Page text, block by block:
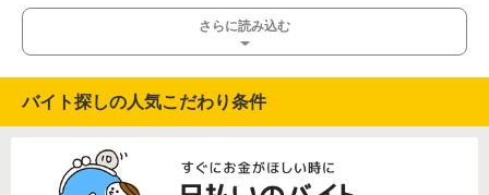
さらに読み込む
バイト探しの人気こだわり条件